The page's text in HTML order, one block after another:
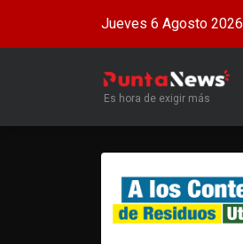
Jueves 6 Agosto 2026
Es hora de exigir más